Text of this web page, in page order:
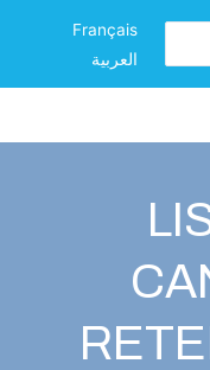
Français
العربية